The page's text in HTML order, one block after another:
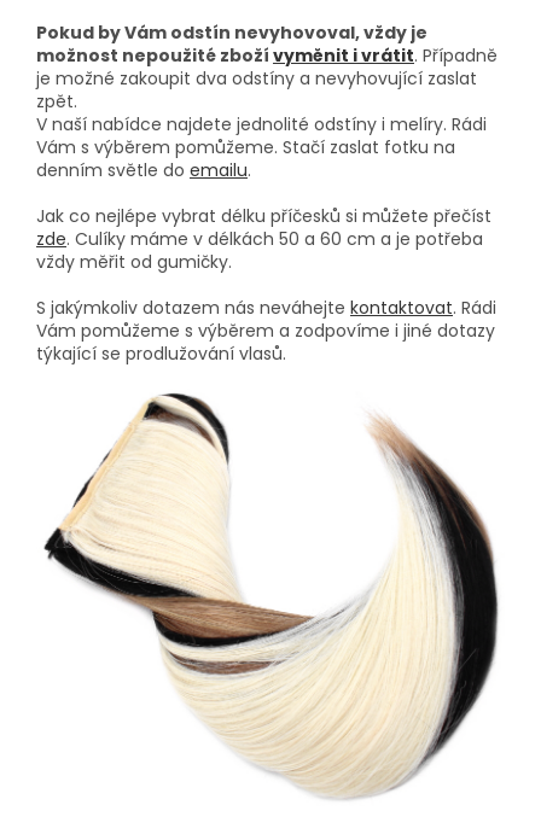
Pokud by Vám odstín nevyhovoval, vždy je
možnost nepoužité zboží vyměnit i vrátit. Případně
je možné zakoupit dva odstíny a nevyhovující zaslat
zpět.
V naší nabídce najdete jednolité odstíny i melíry. Rádi
Vám s výběrem pomůžeme. Stačí zaslat fotku na
denním světle do emailu.
Jak co nejlépe vybrat délku příčesků si můžete přečíst
zde. Culíky máme v délkách 50 a 60 cm a je potřeba
vždy měřit od gumičky.
S jakýmkoliv dotazem nás neváhejte kontaktovat. Rádi
Vám pomůžeme s výběrem a zodpovíme i jiné dotazy
týkající se prodlužování vlasů.